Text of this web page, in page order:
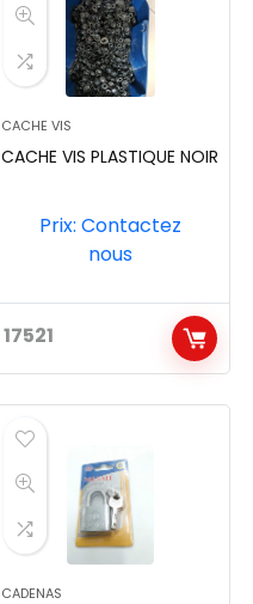
CACHE VIS
CACHE VIS PLASTIQUE NOIR
17521
Prix: Contactez
nous
CADENAS